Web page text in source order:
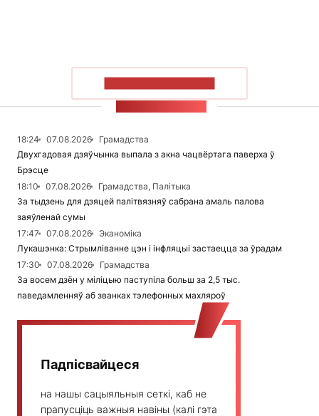
18:24 07.08.2026
Грамадства
Двухгадовая дзяўчынка выпала з акна чацвёртага паверха ў
Брэсце
18:10
07.08.2026
Грамадства, Палітыка
За тыдзень для дзяцей палітвязняў сабрана амаль палова
заяўленай сумы
17:47
07.08.2026
Эканоміка
Лукашэнка: Стрымліванне цэн і інфляцыі застаецца за ўрадам
17:30
07.08.2026
Грамадства
За восем дзён у міліцыю паступіла больш за 2,5 тыс.
паведамленняў аб званках тэлефонных махляроў
Падпісвайцеся
на нашы сацыяльныя сеткі, каб не
прапусціць важныя навіны (калі гэта